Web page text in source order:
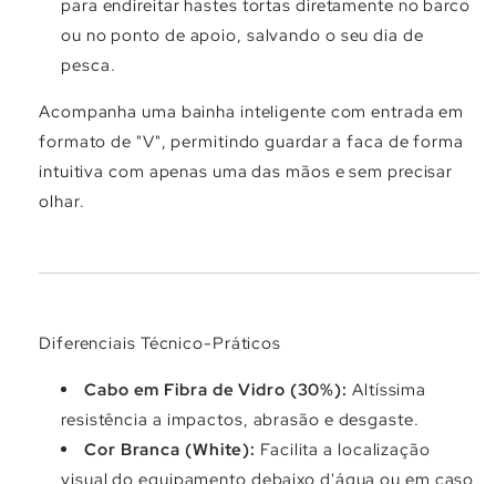
para endireitar hastes tortas diretamente no barco
ou no ponto de apoio, salvando o seu dia de
pesca.
Acompanha uma bainha inteligente com entrada em
formato de "V", permitindo guardar a faca de forma
intuitiva com apenas uma das mãos e sem precisar
olhar.
Diferenciais Técnico-Práticos
Cabo em Fibra de Vidro (30%): Altíssima
resistência a impactos, abrasão e desgaste.
Cor Branca (White): Facilita a localização